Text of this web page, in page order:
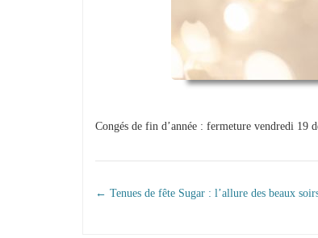
Congés de fin d’année : fermeture vendredi 19
NAVIGATION
← Tenues de fête Sugar : l’allure des beaux